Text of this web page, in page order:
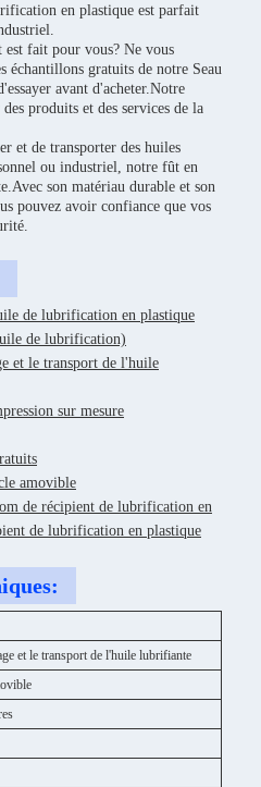
en plastique est parfait
est fait pour vous? Ne vous
échantillons gratuits de notre Seau
avant d'acheter.Notre
produits et des services de la
et de transporter des huiles
ou industriel, notre fût en
son matériau durable et son
pouvez avoir confiance que vos
de lubrification en plastique
de lubrification)
et le transport de l'huile
sur mesure
amovible
de récipient de lubrification en
de lubrification en plastique
et le transport de l'huile lubrifiante